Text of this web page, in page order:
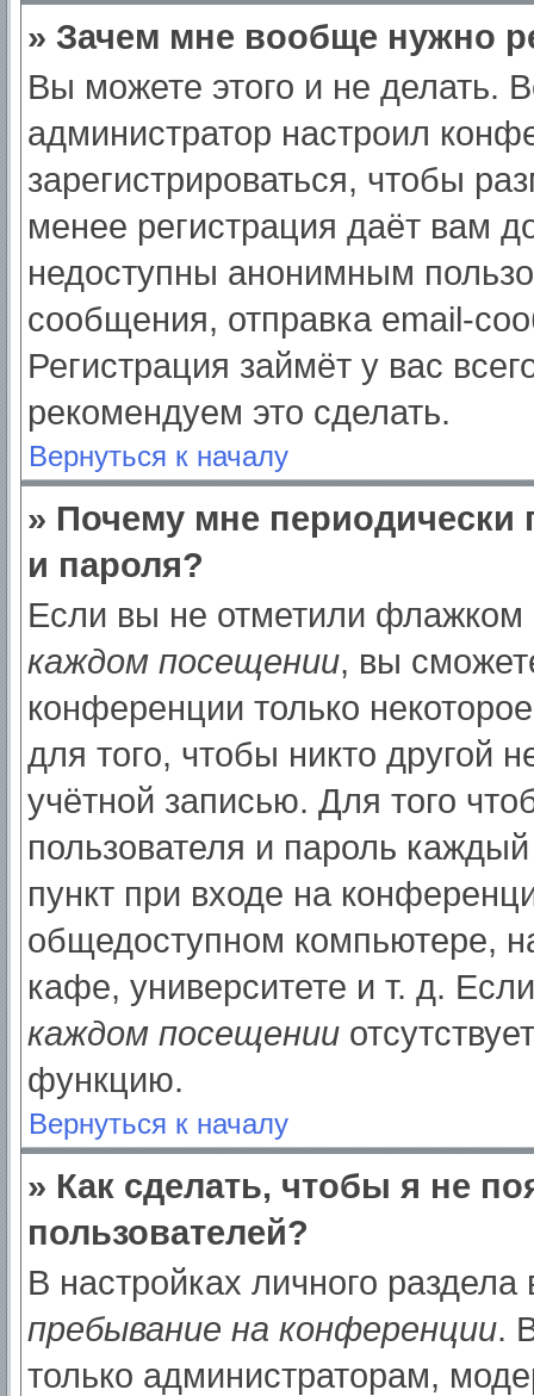
» Зачем мне вообще нужно
Вы можете этого и не делать.
администратор настроил
зарегистрироваться, чтобы
менее регистрация даёт вам
недоступны анонимным
сообщения, отправка email-
Регистрация займёт у вас
рекомендуем это сделать.
Вернуться к началу
» Почему мне периодически
и пароля?
Если вы не отметили флажком
каждом посещении, вы
конференции только
для того, чтобы никто другой
учётной записью. Для того
пользователя и пароль
пункт при входе на
общедоступном компьютере,
кафе, университете и т. д.
каждом посещении
функцию.
Вернуться к началу
» Как сделать, чтобы я не
пользователей?
В настройках личного
пребывание на конференции.
только администраторам,